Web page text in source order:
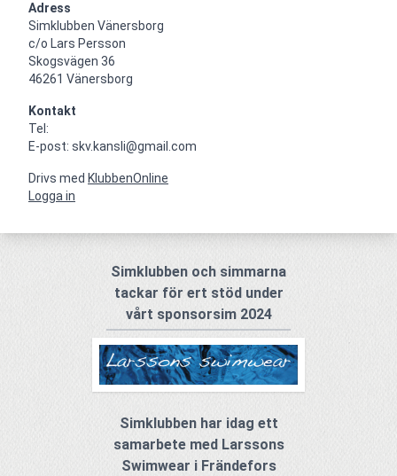
Adress
Simklubben Vänersborg
c/o Lars Persson
Skogsvägen 36
46261 Vänersborg
Kontakt
Tel:
E-post: skv.kansli@gmail.com
Drivs med KlubbenOnline
Logga in
Simklubben och simmarna
tackar för ert stöd under
vårt sponsorsim 2024
Simklubben har idag ett
samarbete med Larssons
Swimwear i Frändefors